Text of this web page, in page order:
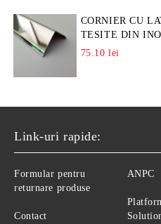
CORNIER CU
TESITE DIN
L=A=25MM
75.10 lei
Link-uri rapide:
Formular pentru
returnare produse
Contact
ANPC